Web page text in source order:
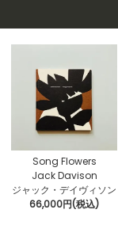
Song Flowers
Jack Davison
ジャック・デイヴィソン
66,000円(税込)